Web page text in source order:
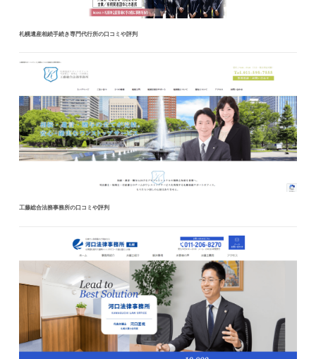
札幌遺産相続手続き専門代行所の口コミや評判
工藤総合法務事務所の口コミや評判